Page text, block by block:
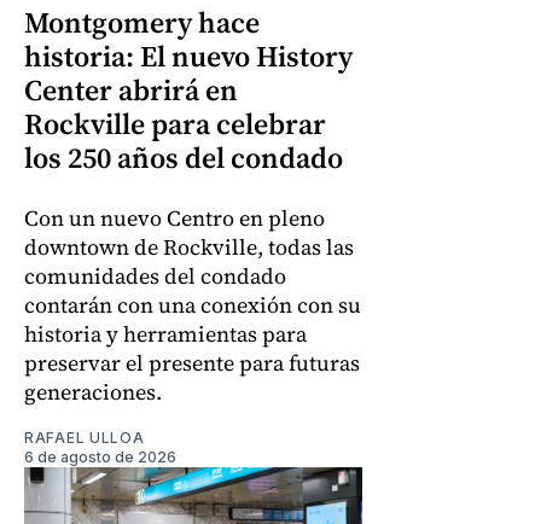
Montgomery hace
historia: El nuevo History
Center abrirá en
Rockville para celebrar
los 250 años del condado
Con un nuevo Centro en pleno
downtown de Rockville, todas las
comunidades del condado
contarán con una conexión con su
historia y herramientas para
preservar el presente para futuras
generaciones.
RAFAEL ULLOA
6 de agosto de 2026